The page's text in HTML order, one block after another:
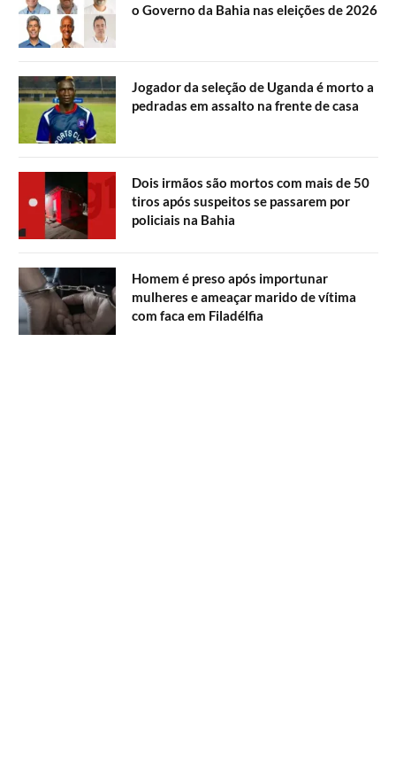
o Governo da Bahia nas eleições de 2026
Jogador da seleção de Uganda é morto a
pedradas em assalto na frente de casa
Dois irmãos são mortos com mais de 50
tiros após suspeitos se passarem por
policiais na Bahia
Homem é preso após importunar
mulheres e ameaçar marido de vítima
com faca em Filadélfia